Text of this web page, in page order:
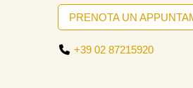
PRENOTA UN
+39 02 87215920